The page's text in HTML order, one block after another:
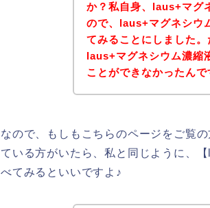
か？私自身、laus+マグ
ので、laus+マグネシウ
てみることにしました。
laus+マグネシウム濃縮
ことができなかったんで
なので、もしもこちらのページをご覧
ている方がいたら、私と同じように、
べてみるといいですよ♪